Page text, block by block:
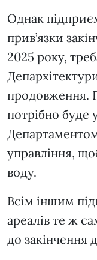
Однак
прив’язки
2025 року,
продовження.
потрібно буде
управління,
воду.
Всім іншим
ареалів те ж
до закінчення